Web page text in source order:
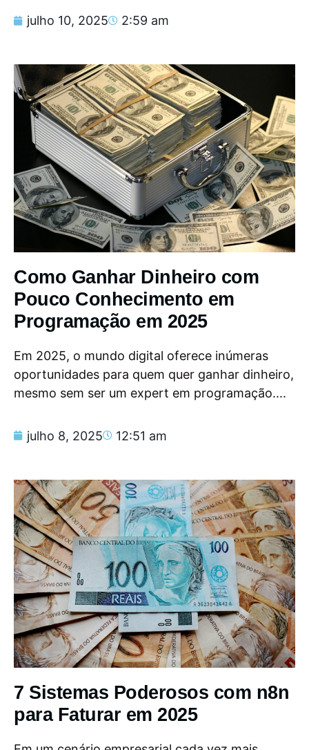
julho 10, 2025 2:59 am
Como Ganhar Dinheiro com
Pouco Conhecimento em
Programação em 2025
Em 2025, o mundo digital oferece inúmeras
oportunidades para quem quer ganhar dinheiro,
mesmo sem ser um expert em programação....
julho 8, 2025 12:51 am
7 Sistemas Poderosos com n8n
para Faturar em 2025